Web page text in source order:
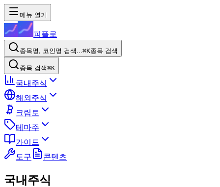
메뉴 열기
피플로
종목명, 코인명 검색...⌘K종목 검색
종목 검색⌘K
국내주식
해외주식
크립토
테마주
가이드
도구
콘텐츠
국내주식